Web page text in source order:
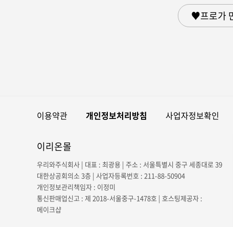
♥프로가
이용약관 개인정보처리방침 사업자정보확인
이리온몰
우리와주식회사 | 대표 : 최광용 | 주소 : 서울특별시 중구 세종대로 39
대한상공회의소 3층 | 사업자등록번호 : 211-88-50904
개인정보관리책임자 : 이정미
통신판매업신고 : 제 2018-서울중구-1478호 | 호스팅제공자 :
메이크샵